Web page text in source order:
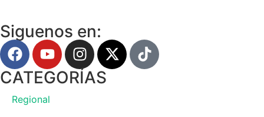
Siguenos en:
CATEGORÍAS
Regional